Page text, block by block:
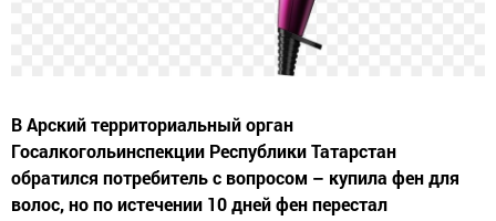
Госалкогольинспекции Республики Татарстан
обратился потребитель с вопросом – купила фен для
волос, но по истечении 10 дней фен перестал
включаться.